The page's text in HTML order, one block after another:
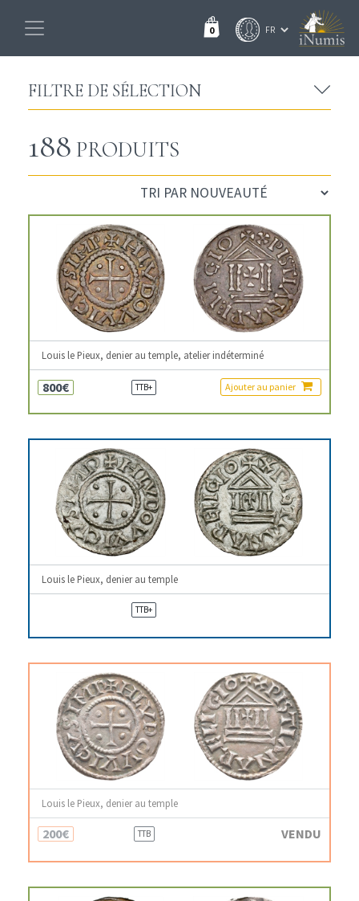
0
FILTRE DE SÉLECTION
188 PRODUITS
Louis le Pieux, denier au temple, atelier indéterminé
800€ TTB+ Ajouter au panier
Louis le Pieux, denier au temple
TTB+
Louis le Pieux, denier au temple
200€ TTB VENDU